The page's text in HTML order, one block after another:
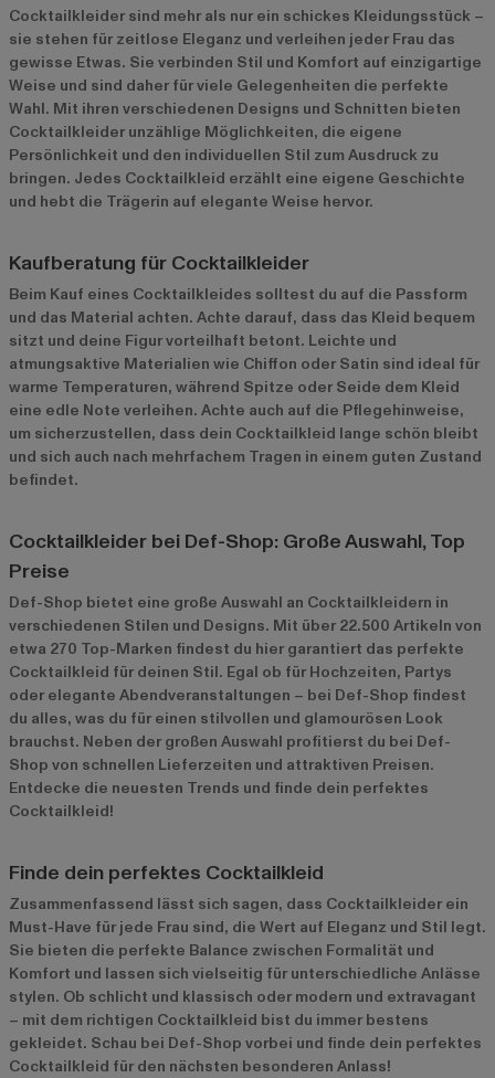
Cocktailkleider sind mehr als nur ein schickes Kleidungsstück –
sie stehen für zeitlose Eleganz und verleihen jeder Frau das
gewisse Etwas. Sie verbinden Stil und Komfort auf einzigartige
Weise und sind daher für viele Gelegenheiten die perfekte
Wahl. Mit ihren verschiedenen Designs und Schnitten bieten
Cocktailkleider unzählige Möglichkeiten, die eigene
Persönlichkeit und den individuellen Stil zum Ausdruck zu
bringen. Jedes Cocktailkleid erzählt eine eigene Geschichte
und hebt die Trägerin auf elegante Weise hervor.
Kaufberatung für Cocktailkleider
Beim Kauf eines Cocktailkleides solltest du auf die Passform
und das Material achten. Achte darauf, dass das Kleid bequem
sitzt und deine Figur vorteilhaft betont. Leichte und
atmungsaktive Materialien wie Chiffon oder Satin sind ideal für
warme Temperaturen, während Spitze oder Seide dem Kleid
eine edle Note verleihen. Achte auch auf die Pflegehinweise,
um sicherzustellen, dass dein Cocktailkleid lange schön bleibt
und sich auch nach mehrfachem Tragen in einem guten Zustand
befindet.
Cocktailkleider bei Def-Shop: Große Auswahl, Top
Preise
Def-Shop bietet eine große Auswahl an Cocktailkleidern in
verschiedenen Stilen und Designs. Mit über 22.500 Artikeln von
etwa 270 Top-Marken findest du hier garantiert das perfekte
Cocktailkleid für deinen Stil. Egal ob für Hochzeiten, Partys
oder elegante Abendveranstaltungen – bei Def-Shop findest
du alles, was du für einen stilvollen und glamourösen Look
brauchst. Neben der großen Auswahl profitierst du bei Def-
Shop von schnellen Lieferzeiten und attraktiven Preisen.
Entdecke die neuesten Trends und finde dein perfektes
Cocktailkleid!
Finde dein perfektes Cocktailkleid
Zusammenfassend lässt sich sagen, dass Cocktailkleider ein
Must-Have für jede Frau sind, die Wert auf Eleganz und Stil legt.
Sie bieten die perfekte Balance zwischen Formalität und
Komfort und lassen sich vielseitig für unterschiedliche Anlässe
stylen. Ob schlicht und klassisch oder modern und extravagant
– mit dem richtigen Cocktailkleid bist du immer bestens
gekleidet. Schau bei Def-Shop vorbei und finde dein perfektes
Cocktailkleid für den nächsten besonderen Anlass!